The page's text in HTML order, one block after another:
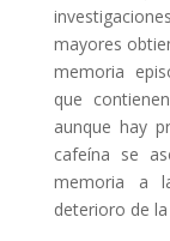
mayores
memoria
que
aunque hay
cafeína se
memoria a
deterioro de